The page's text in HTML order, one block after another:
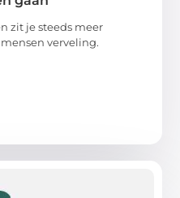
zit je steeds meer
verveling.